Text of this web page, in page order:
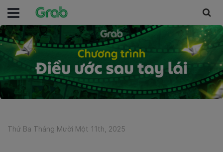
Thứ Ba Tháng Mười Một 11th, 2025